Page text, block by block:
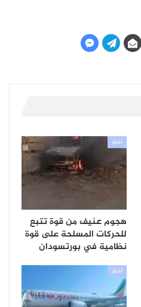
أخبار
هجوم عنيف من قوة تتبع
للحركات المسلحة على قوة
نظامية في بورتسودان
أخبار